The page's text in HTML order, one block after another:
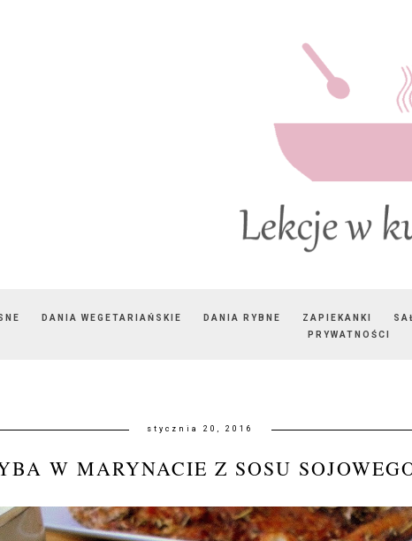
DANIA WEGETARIAŃSKIE DANIA RYBNE ZAPIEKANKI
PRYWATNOŚCI
stycznia 20, 2016
W MARYNACIE Z SOSU